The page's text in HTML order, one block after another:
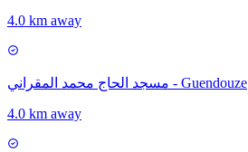
4.0 km away
مسجد الحاج محمد المقراني - Guendouze
4.0 km away